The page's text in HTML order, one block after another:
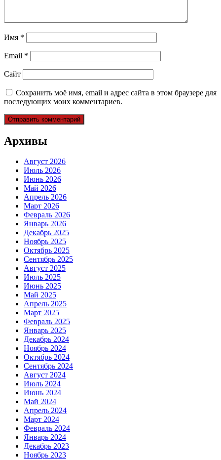
Имя *
Email *
Сайт
Сохранить моё имя, email и адрес сайта в этом браузере для
последующих моих комментариев.
Архивы
Август 2026
Июль 2026
Июнь 2026
Май 2026
Апрель 2026
Март 2026
Февраль 2026
Январь 2026
Декабрь 2025
Ноябрь 2025
Октябрь 2025
Сентябрь 2025
Август 2025
Июль 2025
Июнь 2025
Май 2025
Апрель 2025
Март 2025
Февраль 2025
Январь 2025
Декабрь 2024
Ноябрь 2024
Октябрь 2024
Сентябрь 2024
Август 2024
Июль 2024
Июнь 2024
Май 2024
Апрель 2024
Март 2024
Февраль 2024
Январь 2024
Декабрь 2023
Ноябрь 2023